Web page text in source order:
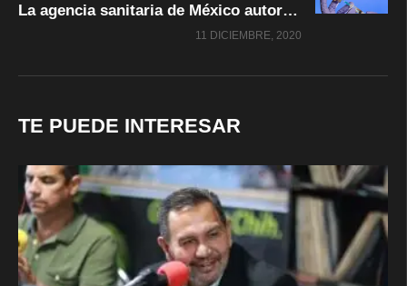
La agencia sanitaria de México autoriza la aplicación de la vacuna de Pfizer contra el covid-19
11 DICIEMBRE, 2020
TE PUEDE INTERESAR